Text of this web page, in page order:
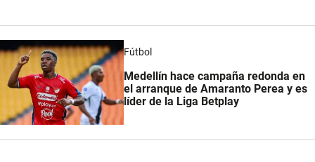
Fútbol
Medellín hace campaña redonda en
el arranque de Amaranto Perea y es
líder de la Liga Betplay